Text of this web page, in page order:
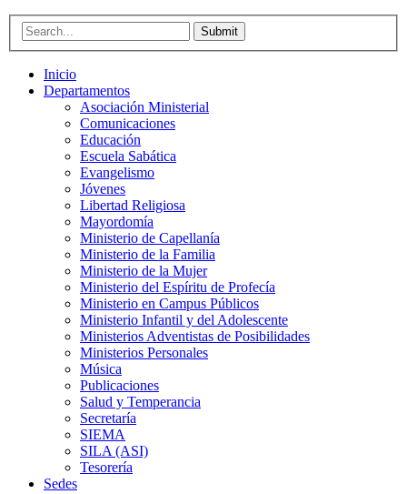
Submit
Inicio
Departamentos
Asociación Ministerial
Comunicaciones
Educación
Escuela Sabática
Evangelismo
Jóvenes
Libertad Religiosa
Mayordomía
Ministerio de Capellanía
Ministerio de la Familia
Ministerio de la Mujer
Ministerio del Espíritu de Profecía
Ministerio en Campus Públicos
Ministerio Infantil y del Adolescente
Ministerios Adventistas de Posibilidades
Ministerios Personales
Música
Publicaciones
Salud y Temperancia
Secretaría
SIEMA
SILA (ASI)
Tesorería
Sedes